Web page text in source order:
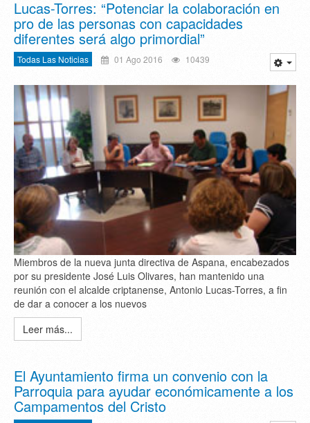
Lucas-Torres: “Potenciar la colaboración en
pro de las personas con capacidades
diferentes será algo primordial”
Todas Las Noticias 01 Ago 2016 10439
Miembros de la nueva junta directiva de Aspana, encabezados
por su presidente José Luis Olivares, han mantenido una
reunión con el alcalde criptanense, Antonio Lucas-Torres, a fin
de dar a conocer a los nuevos
Leer más...
El Ayuntamiento firma un convenio con la
Parroquia para ayudar económicamente a los
Campamentos del Cristo